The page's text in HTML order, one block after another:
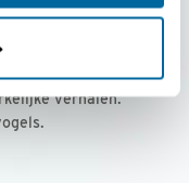
per jaar
met
verhalen.